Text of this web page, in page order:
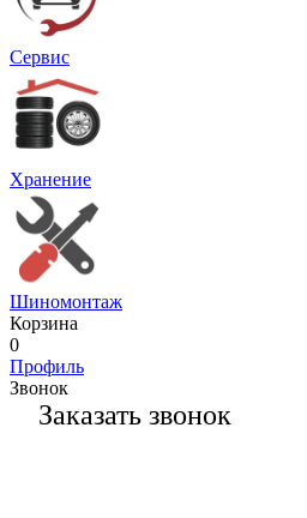
Сервис
Хранение
Шиномонтаж
Корзина
0
Профиль
Звонок
Заказать звонок